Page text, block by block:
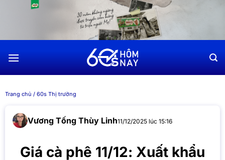
dung
Trang chủ / 60s Thị trường
Vương Tống Thùy Linh11/12/2025 lúc 15:16
Giá cà phê 11/12: Xuất khẩu